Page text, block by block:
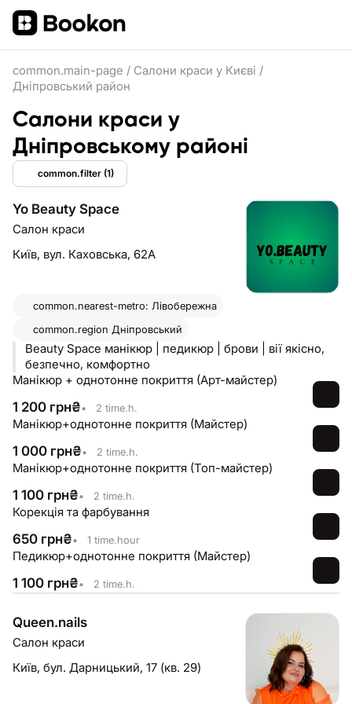
common.main-page / Салони краси у Києві /
Дніпровський район
Салони краси у
Дніпровському районі
common.filter (1)
Yo Beauty Space
Салон краси
Київ, вул. Каховська, 62А
common.nearest-metro: Лівобережна
common.region Дніпровський
Beauty Space манікюр | педикюр | брови | вії якісно,
безпечно, комфортно
Манікюр + однотонне покриття (Арт-майстер)
1 200 грн₴• 2 time.h.
Манікюр+однотонне покриття (Майстер)
1 000 грн₴• 2 time.h.
Манікюр+однотонне покриття (Топ-майстер)
1 100 грн₴• 2 time.h.
Корекція та фарбування
650 грн₴• 1 time.hour
Педикюр+однотонне покриття (Майстер)
1 100 грн₴• 2 time.h.
Queen.nails
Салон краси
Київ, бул. Дарницький, 17 (кв. 29)